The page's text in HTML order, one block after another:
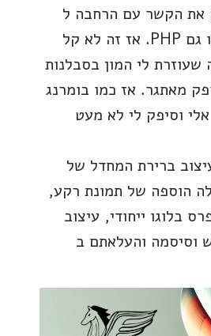
את הקשר עם הרחבה ל
HTML ולא עלינו גם PHP. אז זה לא קל
לי המון בסבלנות
מאתגר. אז כמו בומרנג
וסיפק לי לא מעט
ברירת המחדל של
הוספה של תמונת רקע,
בלוגו ייחודי, עיצוב
והעלאתם ב